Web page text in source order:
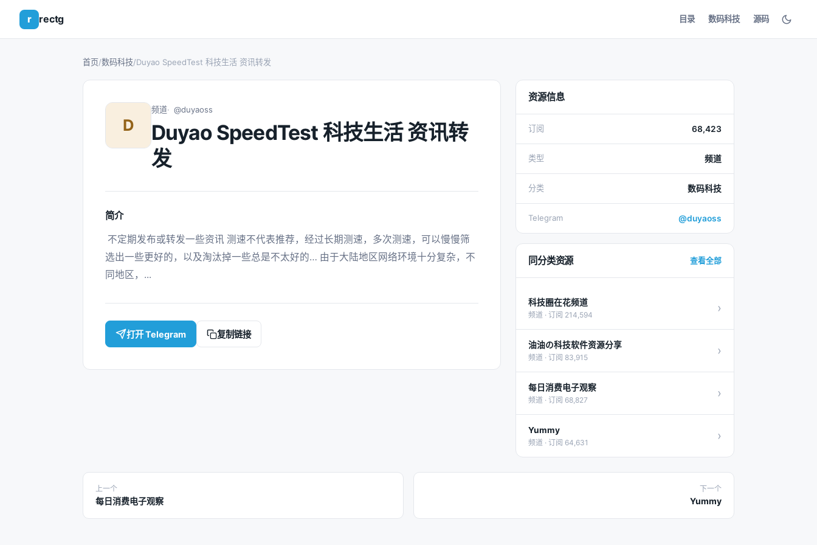
r rectg 目录 数码科技 源码
首页/数码科技/Duyao SpeedTest 科技生活 资讯转发
D
频道 @duyaoss
Duyao SpeedTest 科技生活 资讯转
发
简介
选出一些更好的，以及淘汰掉一些总是不太好的… 由于大陆地区网络环境十分复杂，不
同地区，...
打开 Telegram 复制链接
资源信息
订阅 68,423
类型 频道
分类 数码科技
Telegram @duyaoss
同分类资源 查看全部
科技圈在花频道
频道 · 订阅 214,594 ›
油油の科技软件资源分享
频道 · 订阅 83,915 ›
每日消费电子观察
频道 · 订阅 68,827 ›
Yummy
频道 · 订阅 64,631 ›
上一个
每日消费电子观察
下一个
Yummy